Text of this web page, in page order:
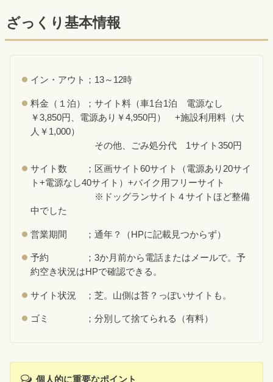
ざっくり基本情報
イン・アウト；13～12時
料金（１泊）；サイト料（車1台1泊 電源なし
￥3,850円、電源あり￥4,950円） +施設利用料（大
人￥1,000）
その他、ごみ処分代 1サイト350円
サイト数 ；区画サイト60サイト（電源あり20サイ
ト+電源なし40サイト）+バイク用フリーサイト
※ドッグランサイト４サイトほど整備
中でした
営業期間 ；通年？（HPに記載見つからず）
予約 ；3か月前から電話またはメールで。予
約空き状況はHPで確認できる。
サイト状況 ；芝。山側は苔？っぽいサイトも。
ゴミ ；分別して捨てられる（有料）
個人的に重要なポイント